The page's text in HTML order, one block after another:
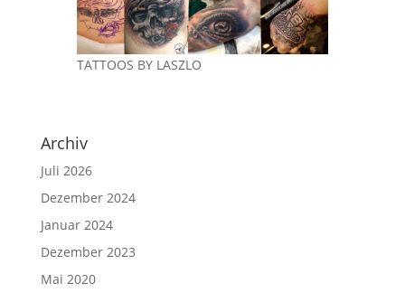
TATTOOS BY LASZLO
Archiv
Juli 2026
Dezember 2024
Januar 2024
Dezember 2023
Mai 2020